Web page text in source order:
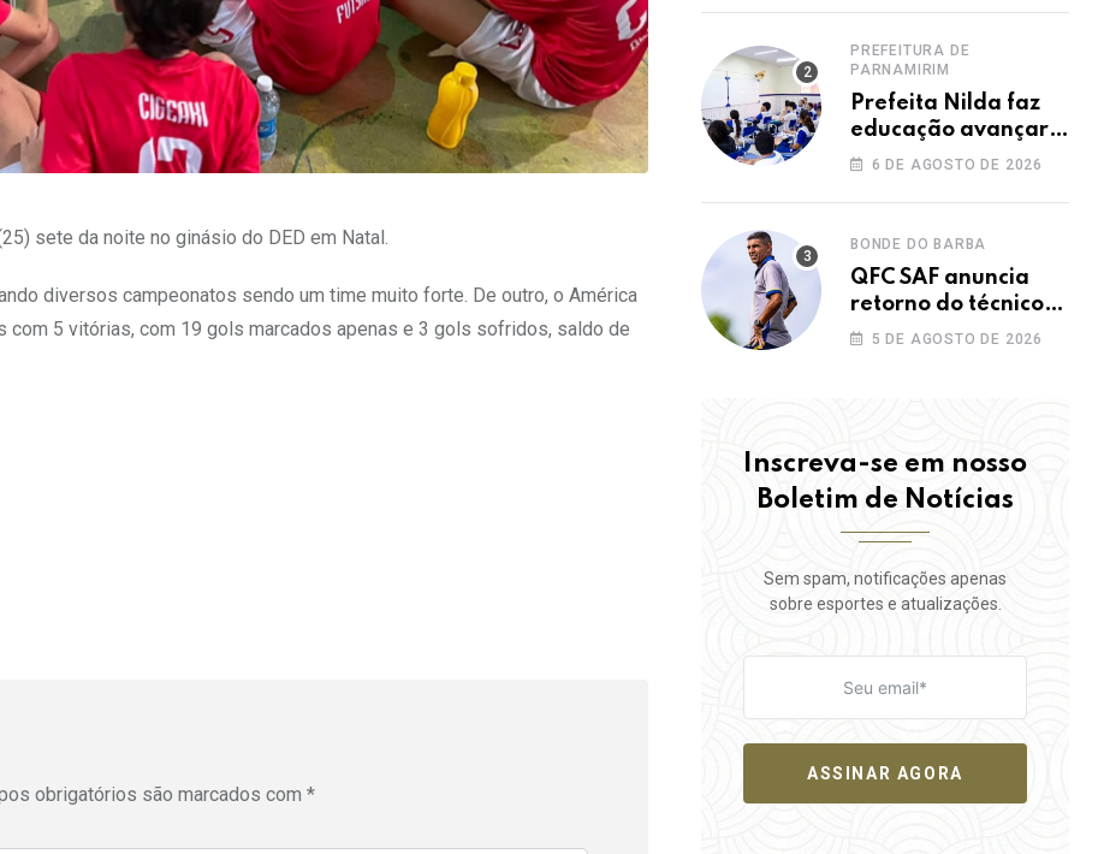
sete da noite no ginásio do DED em Natal.
diversos campeonatos sendo um time muito forte. De outro, o América
com 5 vitórias, com 19 gols marcados apenas e 3 gols sofridos, saldo de
obrigatórios são marcados com *
Dunas
PREFEITURA DE
PARNAMIRIM
Prefeita Nilda faz
educação avançar e
leva Parnamirim ao
história dos anos
iniciais
6 DE AGOSTO DE 2026
BONDE DO BARBA
QFC SAF anuncia
retorno do técnico
João Paulo para a
5 DE AGOSTO DE 2026
Inscreva-se em nosso
Boletim de Notícias
Sem spam, notificações apenas
sobre esportes e atualizações.
ASSINAR AGORA